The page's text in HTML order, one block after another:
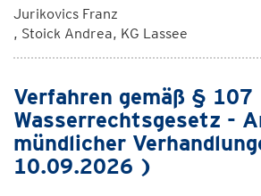
Jurikovics Franz
, Stoick Andrea, KG Lassee
Verfahren gemäß § 107
Wasserrechtsgesetz -
mündlicher
10.09.2026 )